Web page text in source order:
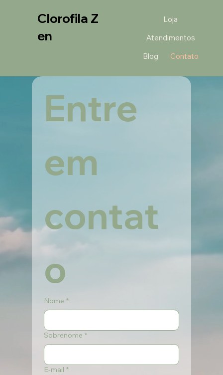
Clorofila Z
en
Loja
Atendimentos
Blog
Contato
Entre
em
contat
o
Nome *
Sobrenome *
E-mail *